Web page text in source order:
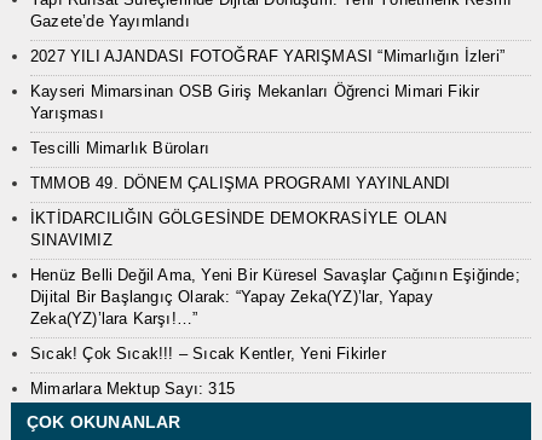
Gazete’de Yayımlandı
2027 YILI AJANDASI FOTOĞRAF YARIŞMASI “Mimarlığın İzleri”
Kayseri Mimarsinan OSB Giriş Mekanları Öğrenci Mimari Fikir
Yarışması
Tescilli Mimarlık Büroları
TMMOB 49. DÖNEM ÇALIŞMA PROGRAMI YAYINLANDI
İKTİDARCILIĞIN GÖLGESİNDE DEMOKRASİYLE OLAN
SINAVIMIZ
Henüz Belli Değil Ama, Yeni Bir Küresel Savaşlar Çağının Eşiğinde;
Dijital Bir Başlangıç Olarak: “Yapay Zeka(YZ)’lar, Yapay
Zeka(YZ)’lara Karşı!…”
Sıcak! Çok Sıcak!!! – Sıcak Kentler, Yeni Fikirler
Mimarlara Mektup Sayı: 315
ÇOK OKUNANLAR